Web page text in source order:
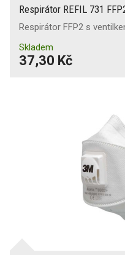
Respirátor REFIL 731
Respirátor FFP2 s
Skladem
37,30 Kč